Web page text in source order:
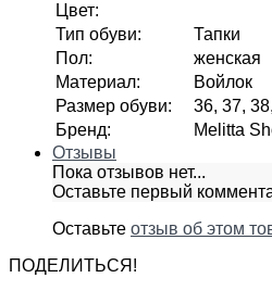
Цвет:
Тип обуви:
Тапки
Пол:
женская
Материал:
Войлок
Размер обуви:
36, 37,
Бренд:
Melitta
Отзывы
Пока отзывов нет...
Оставьте первый
Оставьте отзыв об этом
ПОДЕЛИТЬСЯ!